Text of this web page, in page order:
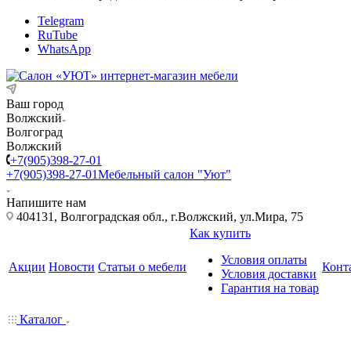
Telegram
RuTube
WhatsApp
Ваш город
Волжский
Волгоград
Волжский
+7(905)398-27-01
+7(905)398-27-01Мебельный салон "Уют"
Напишите нам
404131, Волгоградская обл., г.Волжский, ул.Мира, 75
Акции Новости Статьи о мебели
Как купить
Условия оплаты
Условия доставки
Гарантия на товар
Каталог